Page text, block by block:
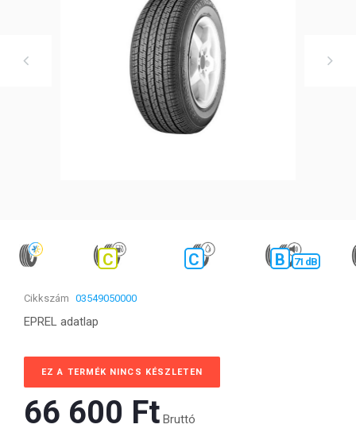
C C B 71 dB
Cikkszám 03549050000
EPREL adatlap
EZ A TERMÉK NINCS KÉSZLETEN
66 600 Ft‎ Bruttó